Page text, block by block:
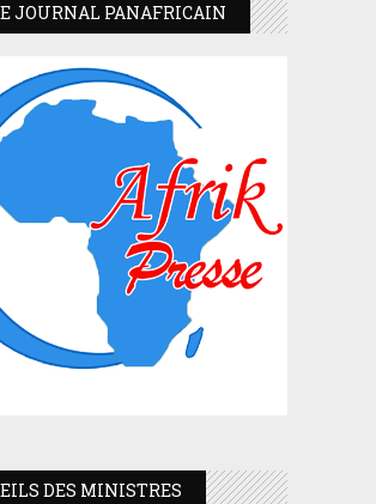
JOURNAL PANAFRICAIN
DES MINISTRES